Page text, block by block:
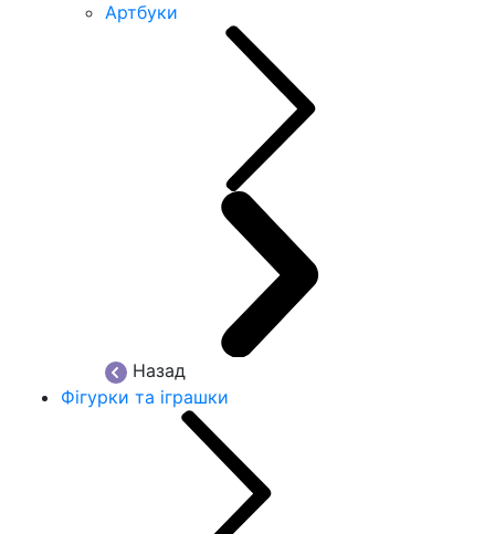
Артбуки
Назад
Фігурки та іграшки